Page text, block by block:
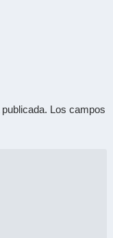
Los campos